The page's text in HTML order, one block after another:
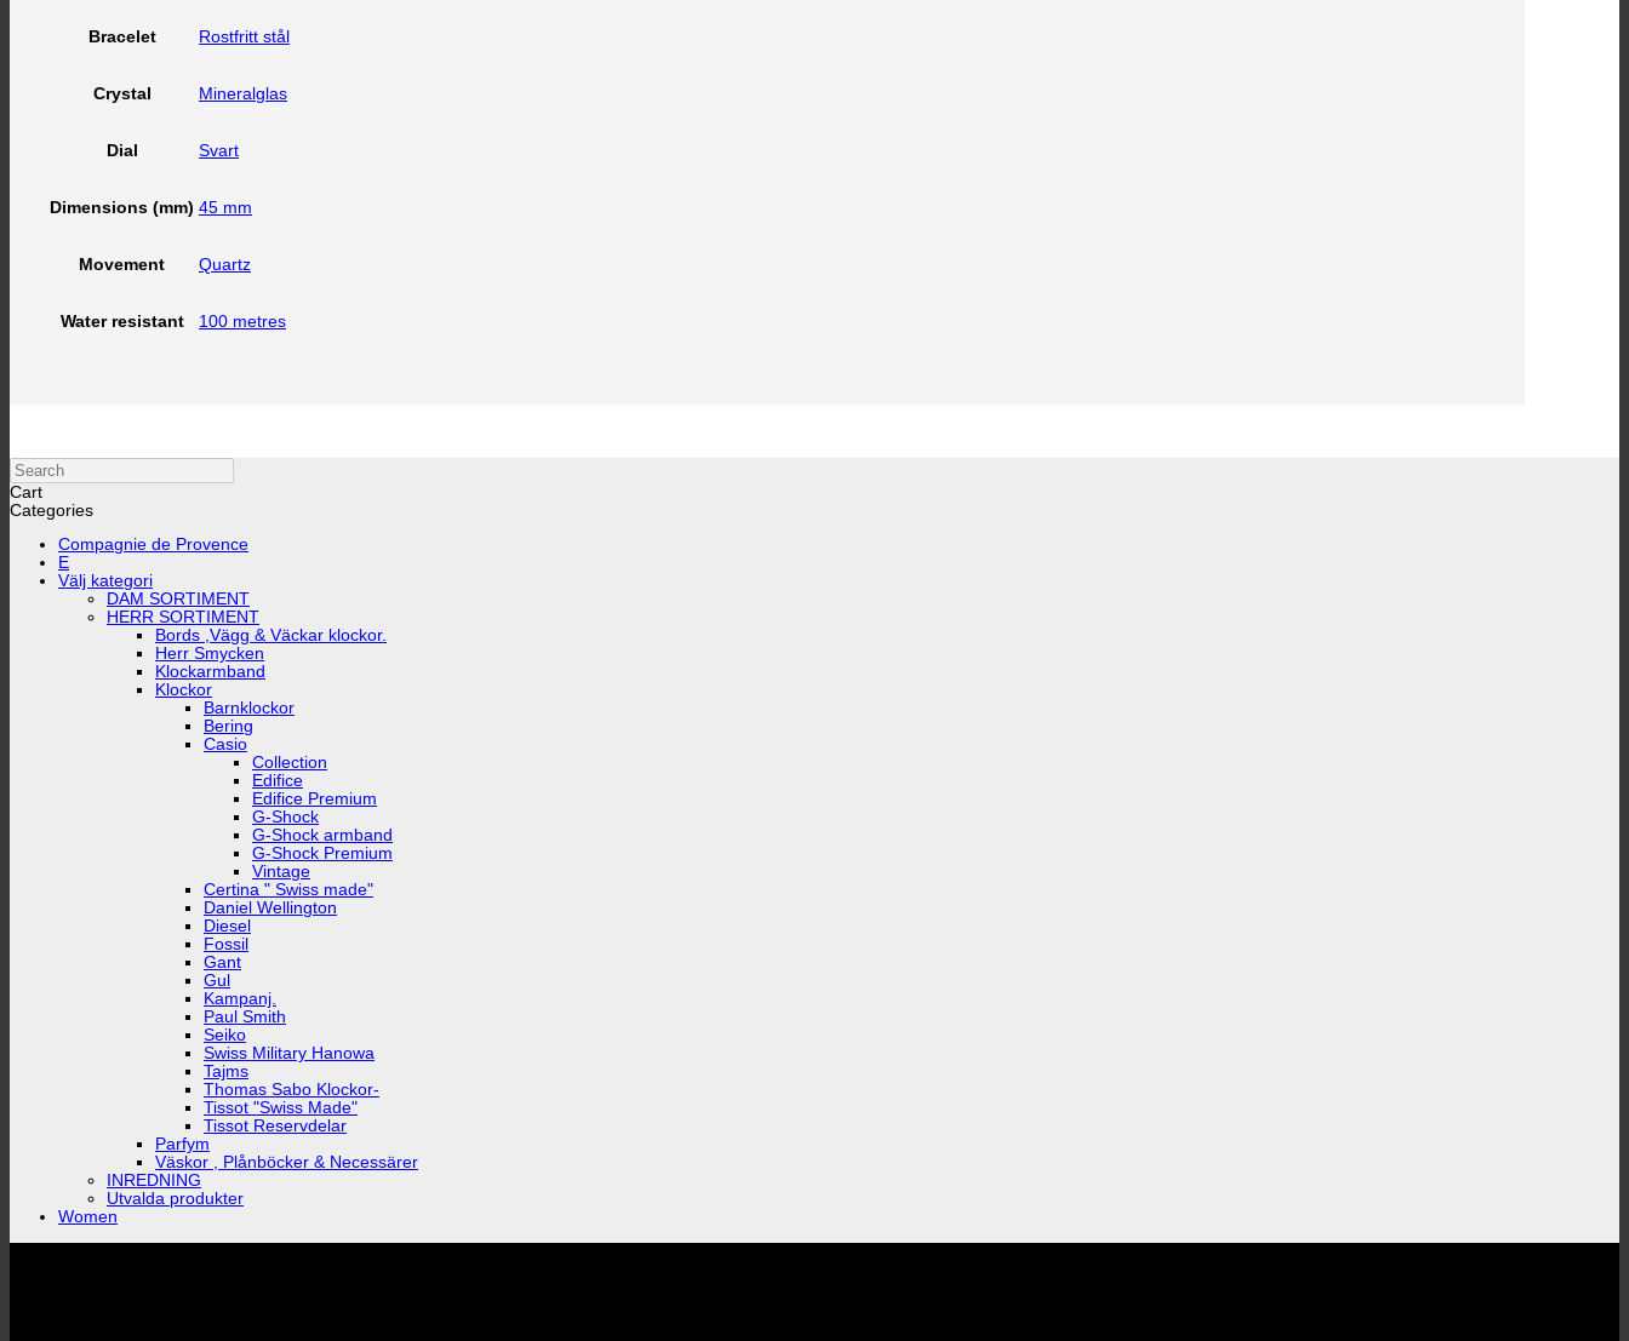
Bracelet Rostfritt stål
Crystal Mineralglas
Dial Svart
Dimensions (mm) 45 mm
Movement Quartz
Water resistant 100 metres
Search
Cart
Categories
Compagnie de Provence
E
Välj kategori
DAM SORTIMENT
HERR SORTIMENT
Bords ,Vägg & Väckar klockor.
Herr Smycken
Klockarmband
Klockor
Barnklockor
Bering
Casio
Collection
Edifice
Edifice Premium
G-Shock
G-Shock armband
G-Shock Premium
Vintage
Certina " Swiss made"
Daniel Wellington
Diesel
Fossil
Gant
Gul
Kampanj.
Paul Smith
Seiko
Swiss Military Hanowa
Tajms
Thomas Sabo Klockor-
Tissot "Swiss Made"
Tissot Reservdelar
Parfym
Väskor , Plånböcker & Necessärer
INREDNING
Utvalda produkter
Women